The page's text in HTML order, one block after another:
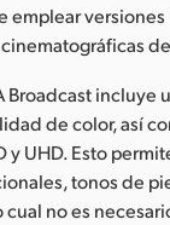
versiones
Broadcast
de color, así
y UHD. Esto
tonos de
no es